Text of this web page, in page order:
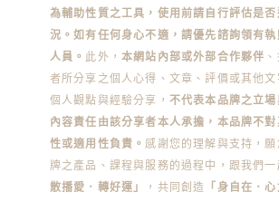
為輔助性質之工具，使用前請自行評估是否
況。如有任何身心不適，請優先諮詢領有
人員。 此外，本網站內部或外部合作夥伴
者所分享之個人心得、文章、評價或其他
個人觀點與經驗分享， 不代表本品牌之立
內容責任由該分享者本人承擔，本品牌不
性或適用性負責。感謝您的理解與支持，
牌之產品、課程與服務的過程中，跟我們一
散播愛．轉好運」
，共同創造
「身自在．